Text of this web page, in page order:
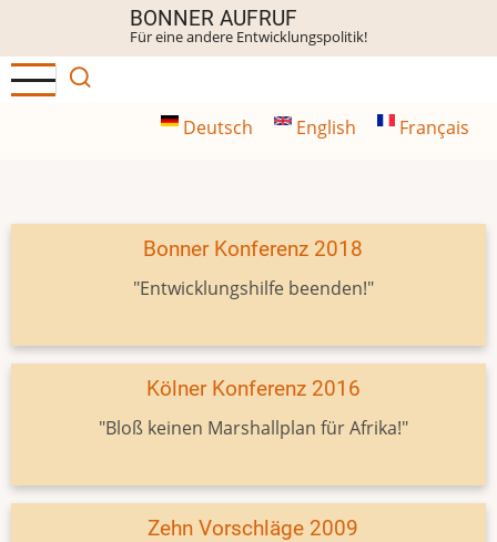
Inhalt
BONNER AUFRUF
Für eine andere Entwicklungspolitik!
Deutsch English Français
Bonner Konferenz 2018
"Entwicklungshilfe beenden!"
Kölner Konferenz 2016
"Bloß keinen Marshallplan für Afrika!"
Zehn Vorschläge 2009